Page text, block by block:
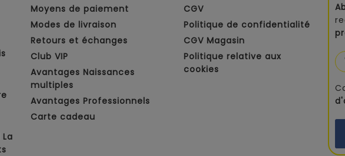
Moyens de paiement
Modes de livraison
Retours et échanges
Club VIP
Avantages Naissances
multiples
Avantages Professionnels
Carte cadeau
CGV
Politique de confidentialité
CGV Magasin
Politique relative aux
cookies